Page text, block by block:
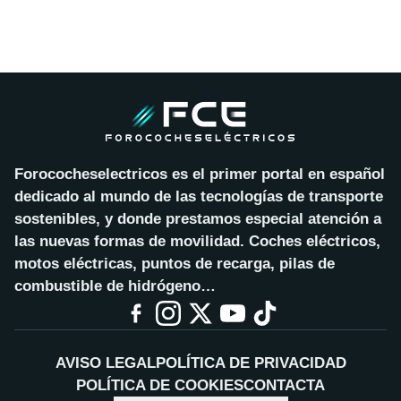
Forococheselectricos es el primer portal en español
dedicado al mundo de las tecnologías de transporte
sostenibles, y donde prestamos especial atención a
las nuevas formas de movilidad. Coches eléctricos,
motos eléctricas, puntos de recarga, pilas de
combustible de hidrógeno…
AVISO LEGALPOLÍTICA DE PRIVACIDAD
POLÍTICA DE COOKIESCONTACTA